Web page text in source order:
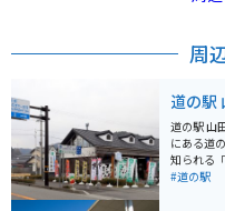
めながら食べると気持ちが良いです。
周
道の駅
道の駅 山
にある道
知られる
す。 施設内には、地元産の新鮮な野菜や特産品を販売す
#道の駅